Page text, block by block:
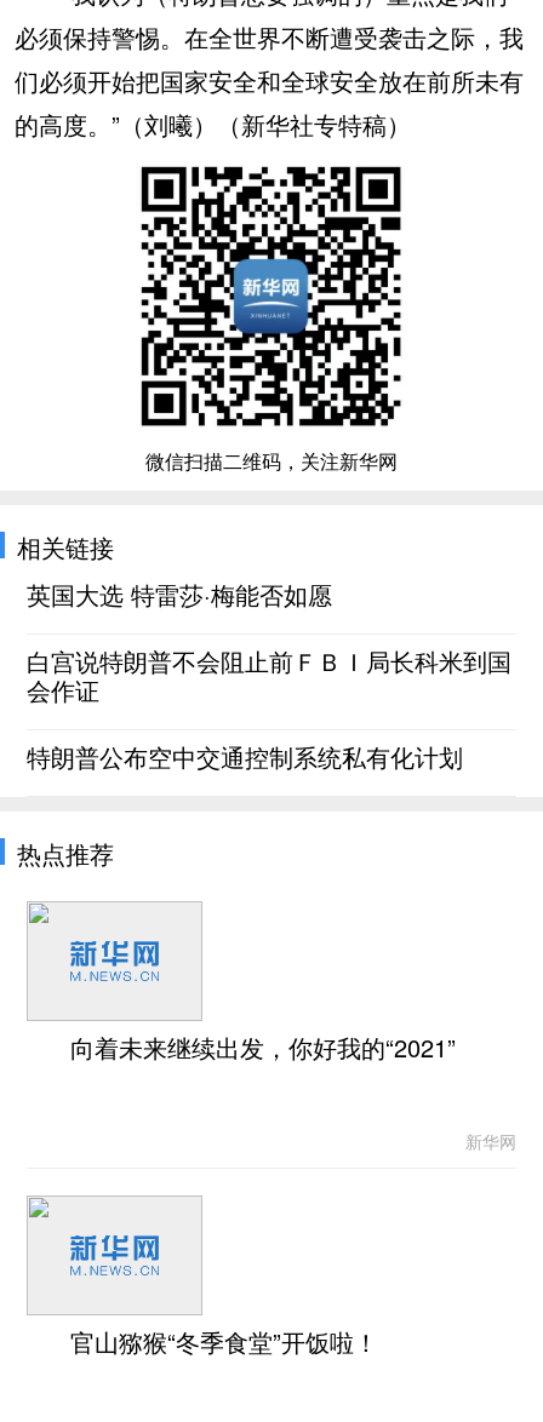
必须保持警惕。在全世界不断遭受袭击之际，我
们必须开始把国家安全和全球安全放在前所未有
的高度。”（刘曦）（新华社专特稿）
微信扫描二维码，关注新华网
相关链接
英国大选 特雷莎·梅能否如愿
白宫说特朗普不会阻止前ＦＢＩ局长科米到国
会作证
特朗普公布空中交通控制系统私有化计划
热点推荐
向着未来继续出发，你好我的“2021”
新华网
官山猕猴“冬季食堂”开饭啦！